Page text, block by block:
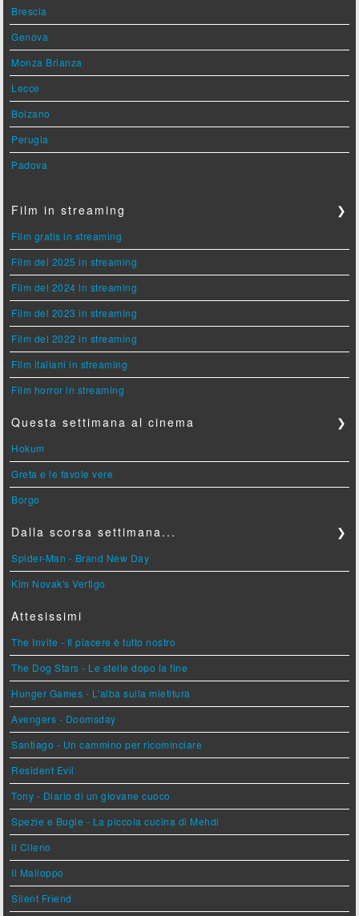
Brescia
Genova
Monza Brianza
Lecce
Bolzano
Perugia
Padova
Film in streaming ❯
Film gratis in streaming
Film del 2025 in streaming
Film del 2024 in streaming
Film del 2023 in streaming
Film del 2022 in streaming
Film italiani in streaming
Film horror in streaming
Questa settimana al cinema ❯
Hokum
Greta e le favole vere
Borgo
Dalla scorsa settimana... ❯
Spider-Man - Brand New Day
Kim Novak's Vertigo
Attesissimi
The Invite - Il piacere è tutto nostro
The Dog Stars - Le stelle dopo la fine
Hunger Games - L'alba sulla mietitura
Avengers - Doomsday
Santiago - Un cammino per ricominciare
Resident Evil
Tony - Diario di un giovane cuoco
Spezie e Bugie - La piccola cucina di Mehdi
Il Cileno
Il Malloppo
Silent Friend